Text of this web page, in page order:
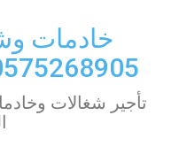
خادمات
0583707749
تأجير شغالات